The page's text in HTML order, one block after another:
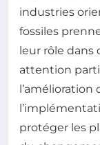
industries
fossiles
leur rôle dans
attention
l’amélioration
protéger les